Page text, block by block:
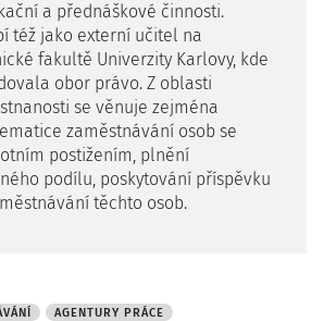
a přednáškové činnosti.
též jako externí učitel na
fakultě Univerzity Karlovy, kde
obor právo. Z oblasti
se věnuje zejména
zaměstnávání osob se
postižením, plnění
podílu, poskytování příspěvku
těchto osob.
AGENTURY PRÁCE